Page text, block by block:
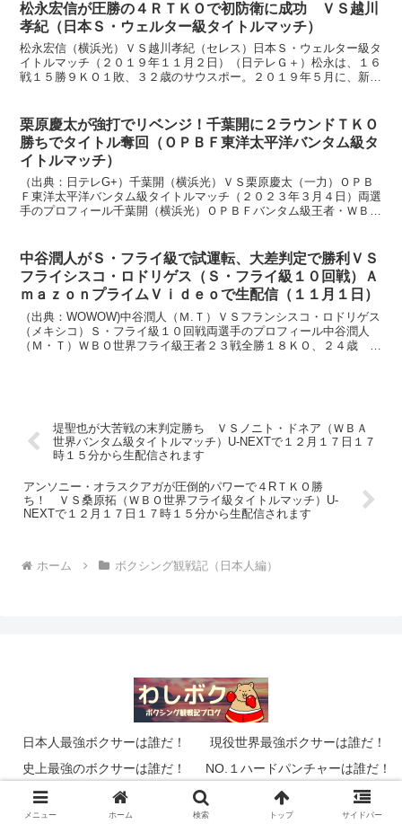
松永宏信が圧勝の４ＲＴＫＯで初防衛に成功 ＶＳ越川
孝紀（日本Ｓ・ウェルター級タイトルマッチ）
松永宏信（横浜光）ＶＳ越川孝紀（セレス）日本Ｓ・ウェルター級タ
イトルマッチ（２０１９年１１月２日）（日テレＧ＋）松永は、１６
戦１５勝９ＫＯ１敗、３２歳のサウスポー。２０１９年５月に、新藤
栗原慶太が強打でリベンジ！千葉開に２ラウンドＴＫＯ
勝ちでタイトル奪回（ＯＰＢＦ東洋太平洋バンタム級タ
イトルマッチ）
（出典：日テレG+）千葉開（横浜光）ＶＳ栗原慶太（一力）ＯＰＢ
Ｆ東洋太平洋バンタム級タイトルマッチ（２０２３年３月４日）両選
手のプロフィール千葉開（横浜光）ＯＰＢＦバンタム級王者・ＷＢＣ
中谷潤人がＳ・フライ級で試運転、大差判定で勝利ＶＳ
フライシスコ・ロドリゲス（Ｓ・フライ級１０回戦）Ａ
ｍａｚｏｎプライムＶｉｄｅｏで生配信（１１月１日）
（出典：WOWOW)中谷潤人（Ｍ.Ｔ）ＶＳフランシスコ・ロドリゲス
（メキシコ）Ｓ・フライ級１０回戦両選手のプロフィール中谷潤人
（Ｍ・Ｔ）ＷＢＯ世界フライ級王者２３戦全勝１８ＫＯ、２４歳 左
堤聖也が大苦戦の末判定勝ち ＶＳノニト・ドネア（ＷＢＡ
世界バンタム級タイトルマッチ）U‐NEXTで１２月１７日１７
時１５分から生配信されます
アンソニー・オラスクアガが圧倒的パワーで４RＴＫＯ勝
ち！ ＶＳ桑原拓（ＷＢＯ世界フライ級タイトルマッチ）U‐
NEXTで１２月１７日１７時１５分から生配信されます
ホーム ボクシング観戦記（日本人編）
日本人最強ボクサーは誰だ！
現役世界最強ボクサーは誰だ！
史上最強のボクサーは誰だ！
NO.１ハードパンチャーは誰だ！
© 2014 わしのボクシングブログ「わしボク」.
メニュー ホーム 検索 トップ サイドバー